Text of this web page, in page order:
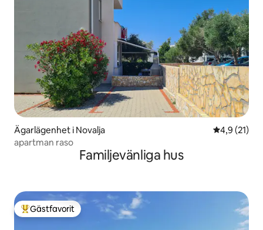
Ägarlägenhet i Novalja 4,9 av 5 i
4,9 (21)
apartman raso
Familjevänliga hus
Populär gästfavorit
Gästfavorit